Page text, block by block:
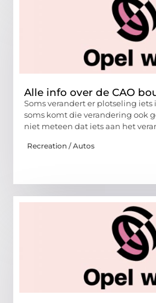
Alle info over de CAO
Soms verandert er plotseling
soms komt die verandering ook
niet meteen dat iets aan het
Recreation / Autos